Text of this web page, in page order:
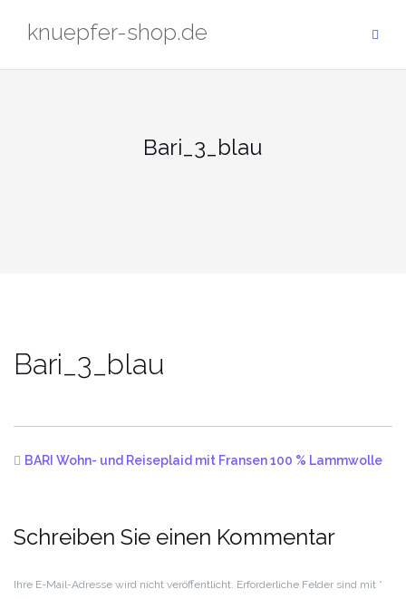
Inhaltknuepfer-shop.de
Bari_3_blau
Bari_3_blau
BARI Wohn- und Reiseplaid mit Fransen 100 % Lammwolle
Schreiben Sie einen Kommentar
Ihre E-Mail-Adresse wird nicht veröffentlicht. Erforderliche Felder sind mit *